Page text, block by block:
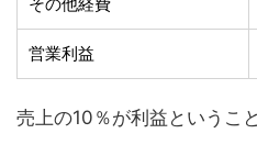
営業利益
売上の10％が利益というこ